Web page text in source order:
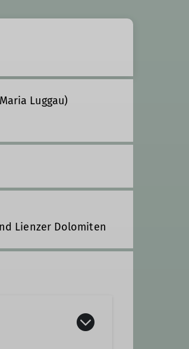
Luggau)
Lienzer Dolomiten